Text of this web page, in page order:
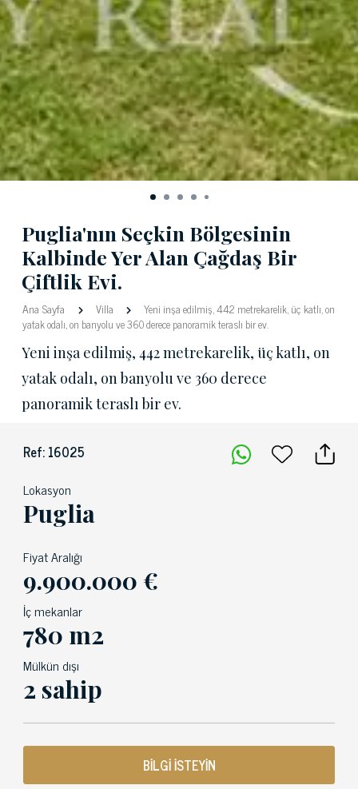
Puglia'nın Seçkin Bölgesinin
Kalbinde Yer Alan Çağdaş Bir
Çiftlik Evi.
Ana Sayfa Villa
Yeni inşa edilmiş, 442 metrekarelik, üç katlı, on
yatak odalı, on banyolu ve 360 derece panoramik teraslı bir ev.
Yeni inşa edilmiş, 442 metrekarelik, üç katlı, on
yatak odalı, on banyolu ve 360 derece
panoramik teraslı bir ev.
Ref: 16025
Lokasyon
Puglia
Fiyat Aralığı
9.900.000 €
İç mekanlar
780 m2
Mülkün dışı
2 sahip
BİLGİ İSTEYİN